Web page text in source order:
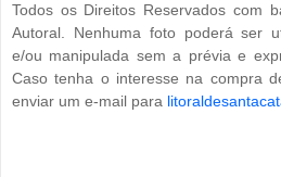
Todos os Direitos Reservados com
Autoral. Nenhuma foto poderá ser
e/ou manipulada sem a prévia e
Caso tenha o interesse na compra
enviar um e-mail para